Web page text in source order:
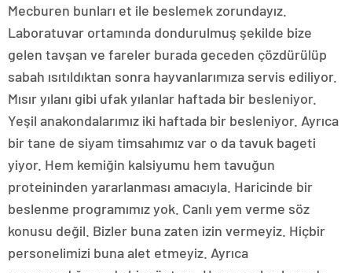
Mecburen bunları et ile beslemek zorundayız.
Laboratuvar ortamında dondurulmuş şekilde bize
gelen tavşan ve fareler burada geceden çözdürülüp
sabah ısıtıldıktan sonra hayvanlarımıza servis ediliyor.
Mısır yılanı gibi ufak yılanlar haftada bir besleniyor.
Yeşil anakondalarımız iki haftada bir besleniyor. Ayrıca
bir tane de siyam timsahımız var o da tavuk bageti
yiyor. Hem kemiğin kalsiyumu hem tavuğun
proteininden yararlanması amacıyla. Haricinde bir
beslenme programımız yok. Canlı yem verme söz
konusu değil. Bizler buna zaten izin vermeyiz. Hiçbir
personelimizi buna alet etmeyiz. Ayrıca